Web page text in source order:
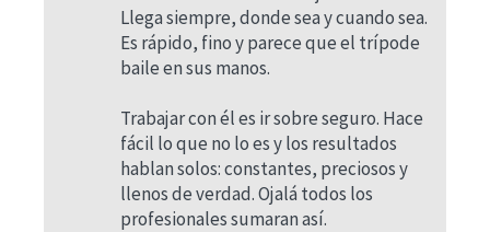
Llega siempre, donde sea y cuando sea.
Es rápido, fino y parece que el trípode
baile en sus manos.
Trabajar con él es ir sobre seguro. Hace
fácil lo que no lo es y los resultados
hablan solos: constantes, preciosos y
llenos de verdad. Ojalá todos los
profesionales sumaran así.